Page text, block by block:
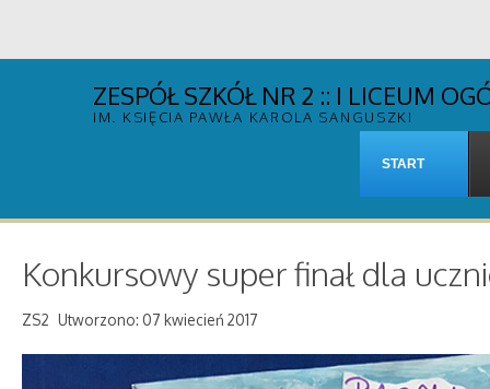
ZESPÓŁ SZKÓŁ NR 2 :: I LICEUM
IM. KSIĘCIA PAWŁA KAROLA SANGUSZKI
START
Konkursowy super finał dla
ZS2 Utworzono: 07 kwiecień 2017